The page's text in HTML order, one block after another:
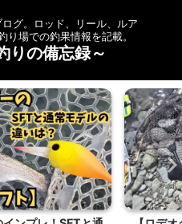
グ。ロッド、リール、ルア
り場での釣果情報を記載。
りの備忘録～